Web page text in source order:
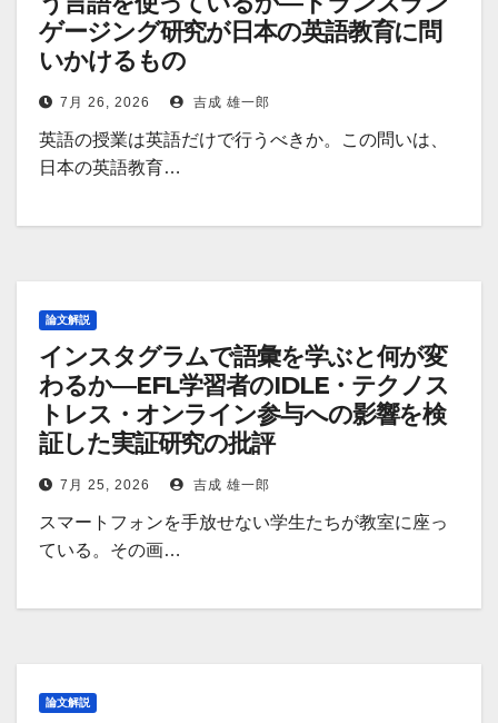
ゲージング研究が日本の英語教育に問
いかけるもの
7月 26, 2026 吉成 雄一郎
英語の授業は英語だけで行うべきか。この問いは、
日本の英語教育…
論文解説
インスタグラムで語彙を学ぶと何が変
わるか―EFL学習者のIDLE・テクノス
トレス・オンライン参与への影響を検
証した実証研究の批評
7月 25, 2026 吉成 雄一郎
スマートフォンを手放せない学生たちが教室に座っ
ている。その画…
論文解説